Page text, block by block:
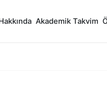
Akademik Takvim